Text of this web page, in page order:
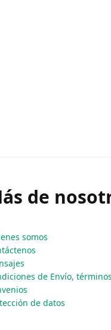
de
somos
de Envío,
de datos